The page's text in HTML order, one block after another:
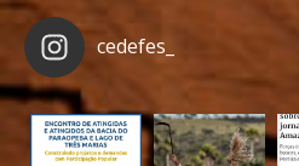
cedefes_